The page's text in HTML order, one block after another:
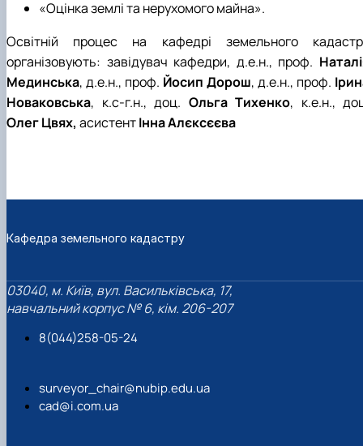
«Оцінка землі та нерухомого майна».
Освітній процес на кафедрі земельного
організовують: завідувач кафедри, д.е.н., проф.
Мединська, д.е.н., проф. Йосип Дорош, д.е.н., проф.
Новаковська, к.с-г.н., доц. Ольга Тихенко, к.е.н.,
Олег Цвях, асистентІнна Алєксєєва
Кафедра земельного кадастру
03040, м. Київ, вул. Васильківська, 17,
навчальний корпус № 6, кім. 206-207
8(044)258-05-24
surveyor_chair@nubip.edu.ua
cad@i.com.ua